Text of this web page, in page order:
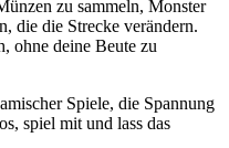
zu sammeln, Monster
die die Strecke verändern.
ohne deine Beute zu
Spiele, die Spannung
spiel mit und lass das